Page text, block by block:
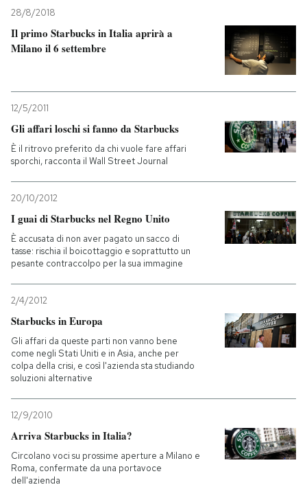
28/8/2018
Il primo Starbucks in Italia aprirà a
Milano il 6 settembre
12/5/2011
Gli affari loschi si fanno da Starbucks
È il ritrovo preferito da chi vuole fare affari
sporchi, racconta il Wall Street Journal
20/10/2012
I guai di Starbucks nel Regno Unito
È accusata di non aver pagato un sacco di
tasse: rischia il boicottaggio e soprattutto un
pesante contraccolpo per la sua immagine
2/4/2012
Starbucks in Europa
Gli affari da queste parti non vanno bene
come negli Stati Uniti e in Asia, anche per
colpa della crisi, e così l'azienda sta studiando
soluzioni alternative
12/9/2010
Arriva Starbucks in Italia?
Circolano voci su prossime aperture a Milano e
Roma, confermate da una portavoce
dell'azienda